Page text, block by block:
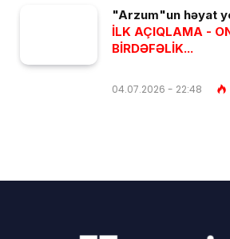
"Arzum"un həyat
İLK AÇIQLAMA -
BİRDƏFƏLİK...
04.07.2026 - 22:48